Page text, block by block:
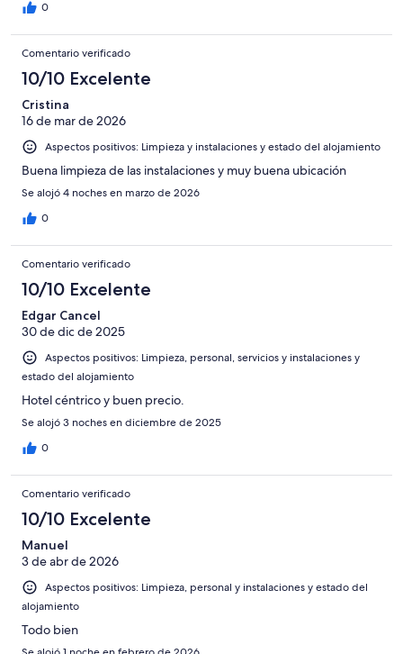
0
Comentario verificado
10/10 Excelente
Cristina
16 de mar de 2026
Aspectos positivos: Limpieza y instalaciones y estado del alojamiento
Buena limpieza de las instalaciones y muy buena ubicación
Se alojó 4 noches en marzo de 2026
0
Comentario verificado
10/10 Excelente
Edgar Cancel
30 de dic de 2025
Aspectos positivos: Limpieza, personal, servicios y instalaciones y
estado del alojamiento
Hotel céntrico y buen precio.
Se alojó 3 noches en diciembre de 2025
0
Comentario verificado
10/10 Excelente
Manuel
3 de abr de 2026
Aspectos positivos: Limpieza, personal y instalaciones y estado del
alojamiento
Todo bien